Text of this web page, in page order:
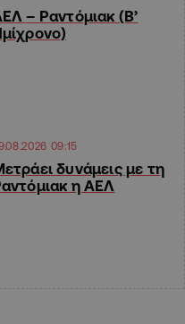
– Ραντόμιακ (Β’
09:15
δυνάμεις με τη
η ΑΕΛ